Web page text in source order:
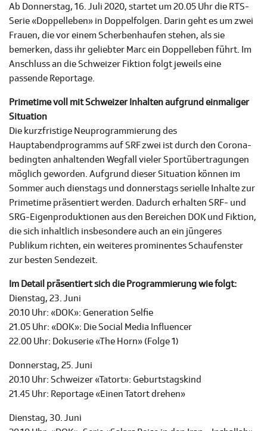
Ab Donnerstag, 16. Juli 2020, startet um 20.05 Uhr die RTS-
Serie «Doppelleben» in Doppelfolgen. Darin geht es um zwei
Frauen, die vor einem Scherbenhaufen stehen, als sie
bemerken, dass ihr geliebter Marc ein Doppelleben führt. Im
Anschluss an die Schweizer Fiktion folgt jeweils eine
passende Reportage.
Primetime voll mit Schweizer Inhalten aufgrund einmaliger
Situation
Die kurzfristige Neuprogrammierung des
Hauptabendprogramms auf SRF zwei ist durch den Corona-
bedingten anhaltenden Wegfall vieler Sportübertragungen
möglich geworden. Aufgrund dieser Situation können im
Sommer auch dienstags und donnerstags serielle Inhalte zur
Primetime präsentiert werden. Dadurch erhalten SRF- und
SRG-Eigenproduktionen aus den Bereichen DOK und Fiktion,
die sich inhaltlich insbesondere auch an ein jüngeres
Publikum richten, ein weiteres prominentes Schaufenster
zur besten Sendezeit.
Im Detail präsentiert sich die Programmierung wie folgt:
Dienstag, 23. Juni
20.10 Uhr: «DOK»: Generation Selfie
21.05 Uhr: «DOK»: Die Social Media Influencer
22.00 Uhr: Dokuserie «The Horn» (Folge 1)
Donnerstag, 25. Juni
20.10 Uhr: Schweizer «Tatort»: Geburtstagskind
21.45 Uhr: Reportage «Einen Tatort drehen»
Dienstag, 30. Juni